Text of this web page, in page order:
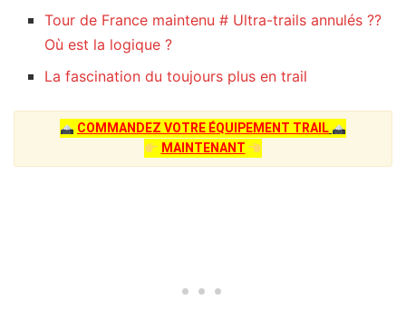
Tour de France maintenu # Ultra-trails annulés ??
Où est la logique ?
La fascination du toujours plus en trail
COMMANDEZ VOTRE ÉQUIPEMENT TRAIL
MAINTENANT